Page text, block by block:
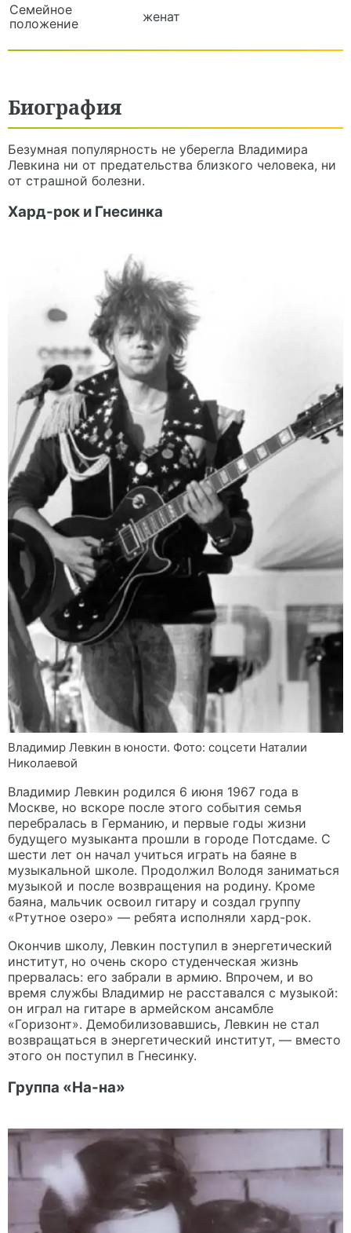
Семейное
положение
женат
Биография
Безумная популярность не уберегла Владимира
Левкина ни от предательства близкого человека, ни
от страшной болезни.
Хард-рок и Гнесинка
Владимир Левкин в юности. Фото: соцсети Наталии
Николаевой
Владимир Левкин родился 6 июня 1967 года в
Москве, но вскоре после этого события семья
перебралась в Германию, и первые годы жизни
будущего музыканта прошли в городе Потсдаме. С
шести лет он начал учиться играть на баяне в
музыкальной школе. Продолжил Володя заниматься
музыкой и после возвращения на родину. Кроме
баяна, мальчик освоил гитару и создал группу
«Ртутное озеро» — ребята исполняли хард-рок.
Окончив школу, Левкин поступил в энергетический
институт, но очень скоро студенческая жизнь
прервалась: его забрали в армию. Впрочем, и во
время службы Владимир не расставался с музыкой:
он играл на гитаре в армейском ансамбле
«Горизонт». Демобилизовавшись, Левкин не стал
возвращаться в энергетический институт, — вместо
этого он поступил в Гнесинку.
Группа «На-на»